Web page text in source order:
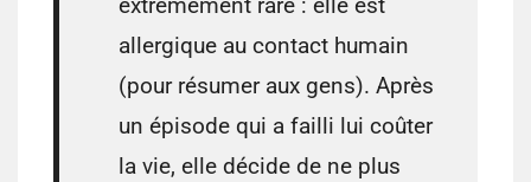
extrêmement rare : elle est
allergique au contact humain
(pour résumer aux gens). Après
un épisode qui a failli lui coûter
la vie, elle décide de ne plus